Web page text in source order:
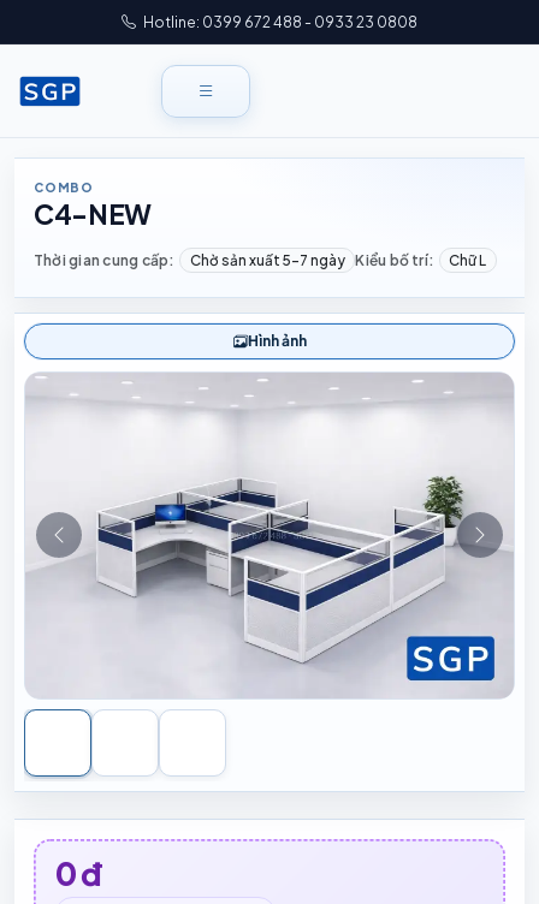
Hotline: 0399 672 488 - 0933 23 0808
COMBO
C4-NEW
Thời gian cung cấp: Chờ sản xuất 5–7 ngày Kiểu bố trí: Chữ L
Hình ảnh
0 đ